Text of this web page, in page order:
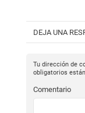
DEJA UNA
Tu dirección de
obligatorios
Comentario